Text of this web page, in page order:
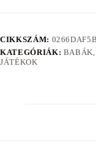
CIKKSZÁM:
KATEGÓRIÁK:
JÁTÉKOK